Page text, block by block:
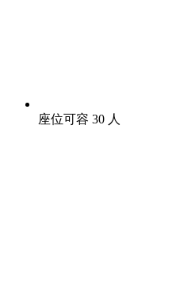
座位可容 30 人